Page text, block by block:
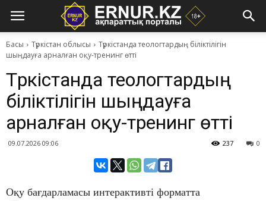
Басы Түркістан облысы
Түркістанда теологтардың біліктілігін
шыңдауға арналған оқу-тренинг өтті
Түркістанда теологтардың
біліктілігін шыңдауға
арналған оқу-тренинг өтті
09.07.2026 09:06 0
237
Оқу бағдарламасы интерактивті форматта